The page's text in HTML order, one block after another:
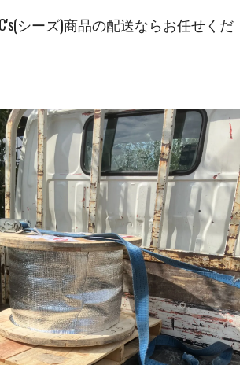
シーズ)商品の配送ならお任せくだ